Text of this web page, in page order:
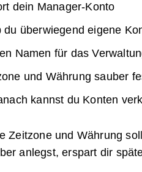
dein Manager-Konto
du überwiegend eigene
Namen für das
und Währung sauber
kannst du Konten
Zeitzone und Währung
anlegst, erspart dir